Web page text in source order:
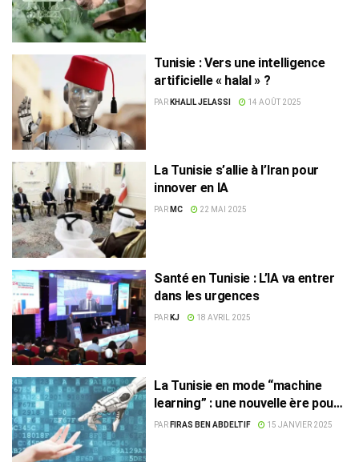
Tunisie : Vers une intelligence
artificielle « halal » ?
PAR KHALIL JELASSI 14 AOÛT 2025
La Tunisie s’allie à l’Iran pour
innover en IA
PAR MC 22 MAI 2025
Santé en Tunisie : L’IA va entrer
dans les urgences
PAR KJ 18 AVRIL 2025
La Tunisie en mode “machine
learning” : une nouvelle ère pour
le travail
PAR FIRAS BEN ABDELTIF 15 JANVIER 2025